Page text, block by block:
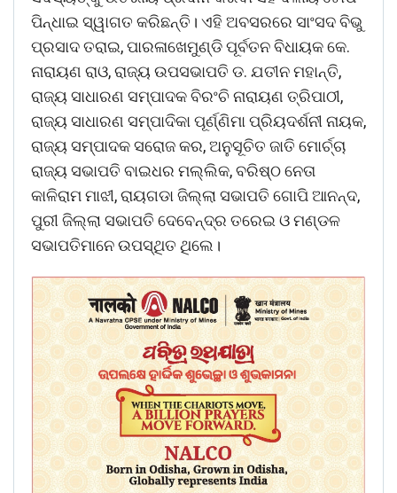
ପିନ୍ଧାଇ ସ୍ୱାଗତ କରିଛନ୍ତି। ଏହି ଅବସରରେ ସାଂସଦ ବିଭୁ
ପ୍ରସାଦ ତରାଇ, ପାରଳାଖେମୁଣ୍ଡି ପୂର୍ବତନ ବିଧାୟକ କେ.
ନାରାୟଣ ରାଓ, ରାଜ୍ୟ ଉପସଭାପତି ଡ. ଯତୀନ ମହାନ୍ତି,
ରାଜ୍ୟ ସାଧାରଣ ସମ୍ପାଦକ ବିରଂଚି ନାରାୟଣ ତ୍ରିପାଠୀ,
ରାଜ୍ୟ ସାଧାରଣ ସମ୍ପାଦିକା ପୂର୍ଣ୍ଣିମା ପ୍ରିୟଦର୍ଶନୀ ନାୟକ,
ରାଜ୍ୟ ସମ୍ପାଦକ ସରୋଜ କର, ଅନୁସୂଚିତ ଜାତି ମୋର୍ଚ୍ଚା
ରାଜ୍ୟ ସଭାପତି ବାଇଧର ମଲ୍ଲିକ, ବରିଷ୍ଠ ନେତା
କାଳିରାମ ମାଝୀ, ରାୟଗଡା ଜିଲ୍ଲା ସଭାପତି ଗୋପି ଆନନ୍ଦ,
ପୁରୀ ଜିଲ୍ଲା ସଭାପତି ଦେବେନ୍ଦ୍ର ତରେଇ ଓ ମଣ୍ଡଳ
ସଭାପତିମାନେ ଉପସ୍ଥିତ ଥିଲେ।